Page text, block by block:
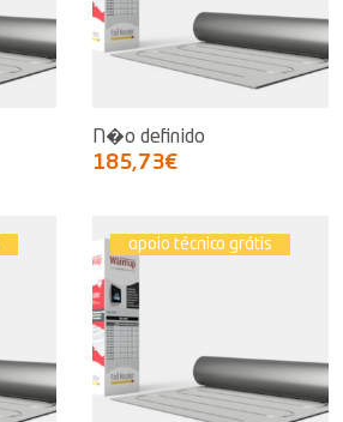
N�o definido
185,73€
apoio técnico grátis